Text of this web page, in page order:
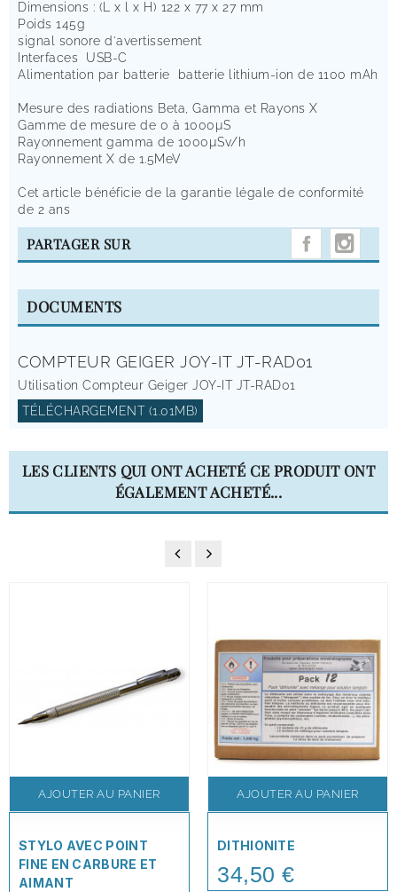
Dimensions : (L x l x H) 122 x 77 x 27 mm
Poids 145g
signal sonore d'avertissement
Interfaces USB-C
Alimentation par batterie batterie lithium-ion de 1100 mAh
Mesure des radiations Beta, Gamma et Rayons X
Gamme de mesure de 0 à 1000µS
Rayonnement gamma de 1000µSv/h
Rayonnement X de 1.5MeV
Cet article bénéficie de la garantie légale de conformité
de 2 ans
PARTAGER SUR
DOCUMENTS
COMPTEUR GEIGER JOY-IT JT-RAD01
Utilisation Compteur Geiger JOY-IT JT-RAD01
TÉLÉCHARGEMENT (1.01MB)
LES CLIENTS QUI ONT ACHETÉ CE PRODUIT ONT
ÉGALEMENT ACHETÉ...
AJOUTER AU PANIER
STYLO AVEC POINT
FINE EN CARBURE ET
AIMANT
AJOUTER AU PANIER
DITHIONITE
Price
34,50 €